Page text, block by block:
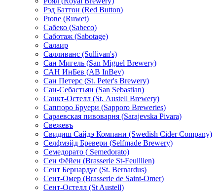
Рэд Баттон (Red Button)
Рюве (Ruwet)
Сабеко (Sabeco)
Саботаж (Sabotage)
Салаир
Салливанс (Sullivan's)
Сан Мигель (San Miguel Brewery)
САН ИнБев (AB InBev)
Сан Петерс (St. Peter's Brewery)
Сан-Себастьян (San Sebastian)
Санкт-Остелл (St. Аustell Вrewery)
Саппоро Бруери (Sapporo Breweries)
Сараевская пивоварня (Sarajevska Pivara)
Свежевъ
Свидиш Сайдэ Компани (Swedish Cider Company)
Селфмэйд Бревери (Selfmade Brewery)
Семедорато ( Semedorato)
Сен Фёйен (Brasserie St-Feuillien)
Сент Бернардус (St. Bernardus)
Сент-Омер (Brasserie de Saint-Omer)
Сент-Остелл (St Austell)